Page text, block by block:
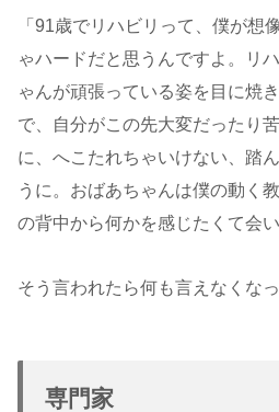
「91歳でリハビリって、僕が想
ゃハードだと思うんですよ。リ
ゃんが頑張っている姿を目に焼
で、自分がこの先大変だったり
に、へこたれちゃいけない、踏
うに。おばあちゃんは僕の動く
の背中から何かを感じたくて会
そう言われたら何も言えなくなっ
専門家